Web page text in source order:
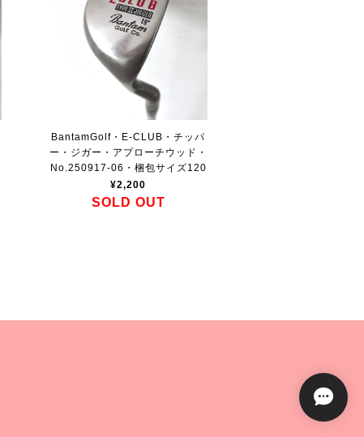
BantamGolf・E-CLUB・チッパ
ー・ジガー・アプローチウッド・
No.250917-06・梱包サイズ120
¥2,200
SOLD OUT